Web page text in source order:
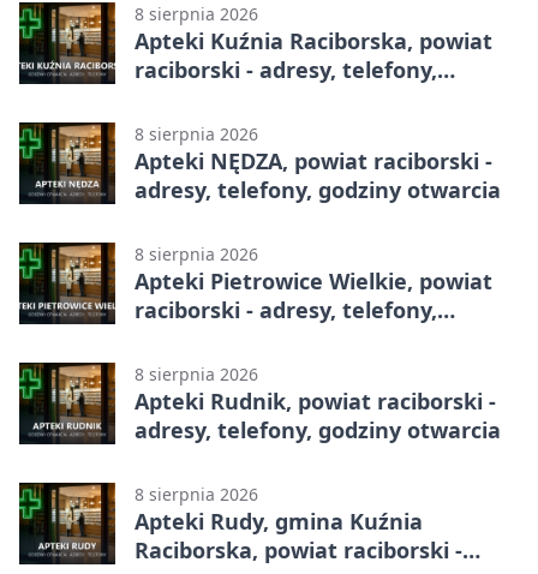
8 sierpnia 2026
Apteki Kuźnia Raciborska, powiat
raciborski - adresy, telefony,
8 sierpnia 2026
Apteki NĘDZA, powiat raciborski -
adresy, telefony, godziny otwarcia
8 sierpnia 2026
Apteki Pietrowice Wielkie, powiat
raciborski - adresy, telefony,
8 sierpnia 2026
Apteki Rudnik, powiat raciborski -
adresy, telefony, godziny otwarcia
8 sierpnia 2026
Apteki Rudy, gmina Kuźnia
Raciborska, powiat raciborski -